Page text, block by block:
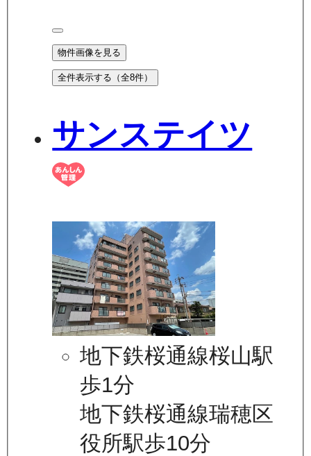
物件画像を見る
全件表示する（全8件）
サンステイツ
地下鉄桜通線桜山駅
歩1分
地下鉄桜通線瑞穂区
役所駅歩10分